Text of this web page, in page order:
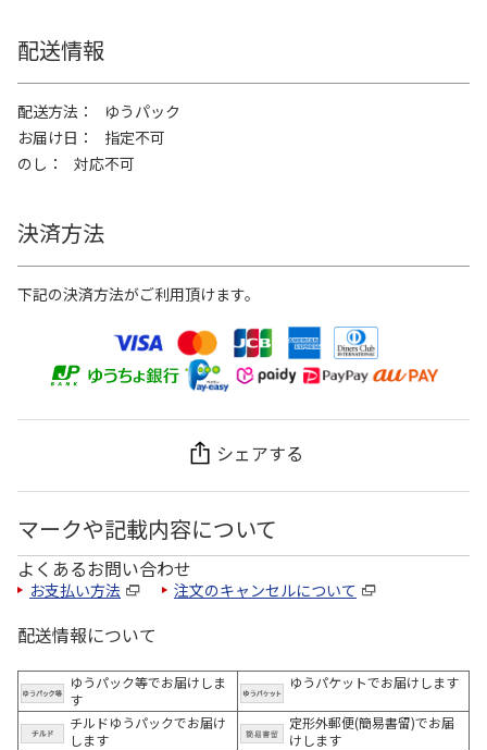
配送情報
配送方法
ゆうパック
お届け日
指定不可
のし
対応不可
決済方法
下記の決済方法がご利用頂けます。
シェアする
マークや記載内容について
よくあるお問い合わせ
お支払い方法 注文のキャンセルについて
配送情報について
ゆうパック等でお届けしま
す
ゆうパケットでお届けします
チルドゆうパックでお届け
します
定形外郵便(簡易書留)でお届
けします